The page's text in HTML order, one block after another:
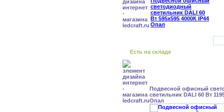
Есть на складе
Подвесной офисный
светильник DALI 60 Вт
Опал